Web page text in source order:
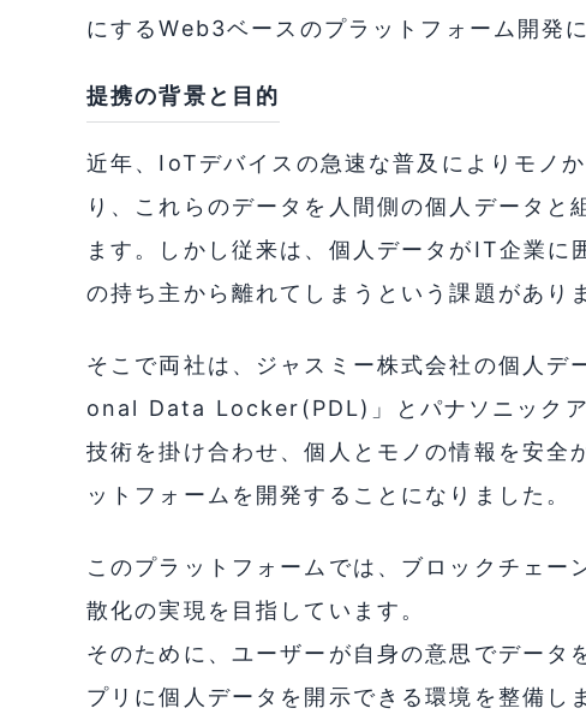
にするWeb3ベースのプラットフォーム開発
提携の背景と目的
近年、IoTデバイスの急速な普及によりモノ
り、これらのデータを人間側の個人データ
ます。しかし従来は、個人データがIT企業に
の持ち主から離れてしまうという課題があり
そこで両社は、ジャスミー株式会社の個人
onal Data Locker(PDL)」とパナソニック
技術を掛け合わせ、個人とモノの情報を安全
ットフォームを開発することになりました。
このプラットフォームでは、ブロックチェー
散化の実現を目指しています。
そのために、ユーザーが自身の意思でデータ
プリに個人データを開示できる環境を整備し